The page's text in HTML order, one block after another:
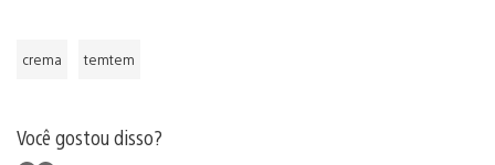
crema temtem
Você gostou disso?